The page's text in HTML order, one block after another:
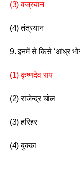
(3) वज्रयान
(4) तंत्रयान
9. इनमें से किसे ‘आंध्र
(1) कृष्णदेव राय
(2) राजेन्द्र चोल
(3) हरिहर
(4) बुक्का